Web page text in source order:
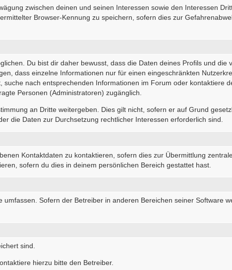
zwischen deinen und seinen Interessen sowie den Interessen
Browser-Kennung zu speichern, sofern dies zur
Du bist dir daher bewusst, dass die Daten deines Profils und die
dass einzelne Informationen nur für einen eingeschränkten
nach entsprechenden Informationen im Forum oder kontaktiere
Personen (Administratoren) zugänglich.
an Dritte weitergeben. Dies gilt nicht, sofern er auf Grund
die Daten zur Durchsetzung rechtlicher Interessen erforderlich sind.
Kontaktdaten zu kontaktieren, sofern dies zur Übermittlung
sofern du dies in deinem persönlichen Bereich gestattet hast.
Sofern der Betreiber in anderen Bereichen seiner Software
sind.
hierzu bitte den Betreiber.